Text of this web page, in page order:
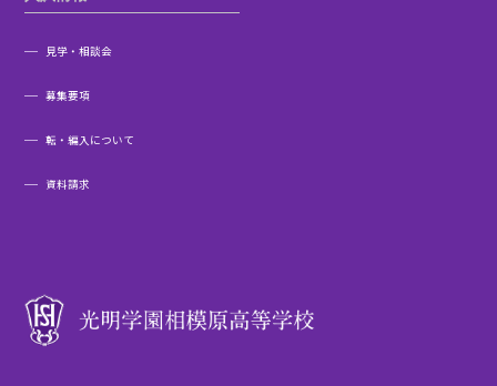
見学・相談会
募集要項
転・編入について
資料請求